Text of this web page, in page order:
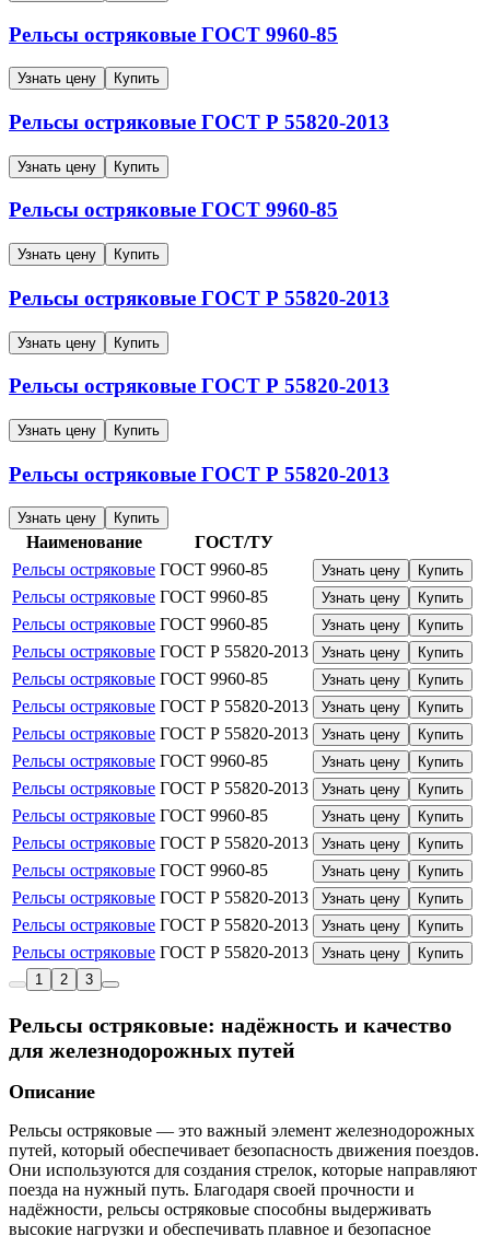
Рельсы остряковые ГОСТ 9960-85
Узнать цену Купить
Рельсы остряковые ГОСТ Р 55820-2013
Узнать цену Купить
Рельсы остряковые ГОСТ 9960-85
Узнать цену Купить
Рельсы остряковые ГОСТ Р 55820-2013
Узнать цену Купить
Рельсы остряковые ГОСТ Р 55820-2013
Узнать цену Купить
Рельсы остряковые ГОСТ Р 55820-2013
Узнать цену Купить
Наименование
ГОСТ/ТУ
Рельсы остряковые ГОСТ 9960-85 Узнать цену Купить
Рельсы остряковые ГОСТ 9960-85 Узнать цену Купить
Рельсы остряковые ГОСТ 9960-85 Узнать цену Купить
Рельсы остряковые ГОСТ Р 55820-2013 Узнать цену Купить
Рельсы остряковые ГОСТ 9960-85 Узнать цену Купить
Рельсы остряковые ГОСТ Р 55820-2013 Узнать цену Купить
Рельсы остряковые ГОСТ Р 55820-2013 Узнать цену Купить
Рельсы остряковые ГОСТ 9960-85 Узнать цену Купить
Рельсы остряковые ГОСТ Р 55820-2013 Узнать цену Купить
Рельсы остряковые ГОСТ 9960-85 Узнать цену Купить
Рельсы остряковые ГОСТ Р 55820-2013 Узнать цену Купить
Рельсы остряковые ГОСТ 9960-85 Узнать цену Купить
Рельсы остряковые ГОСТ Р 55820-2013 Узнать цену Купить
Рельсы остряковые ГОСТ Р 55820-2013 Узнать цену Купить
Рельсы остряковые ГОСТ Р 55820-2013 Узнать цену
Купить
1
2 3
Рельсы остряковые: надёжность и качество
для железнодорожных путей
Описание
Рельсы остряковые — это важный элемент железнодорожных
путей, который обеспечивает безопасность движения поездов.
Они используются для создания стрелок, которые направляют
поезда на нужный путь. Благодаря своей прочности и
надёжности, рельсы остряковые способны выдерживать
высокие нагрузки и обеспечивать плавное и безопасное